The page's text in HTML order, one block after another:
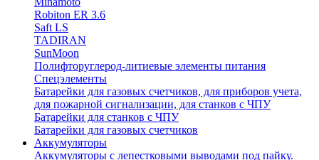
Robiton ER 3.6
Saft LS
TADIRAN
SunMoon
Полифторуглерод-литиевые элементы питания
Спецэлементы
Батарейки для газовых счетчиков, для приборов учета,
для пожарной сигнализации, для станков с ЧПУ
Батарейки для станков с ЧПУ
Батарейки для газовых счетчиков
Аккумуляторы
Аккумуляторы с лепестковыми выводами под пайку.